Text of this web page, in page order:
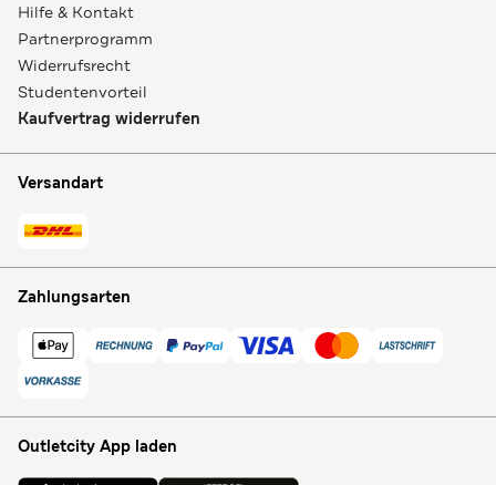
Hilfe & Kontakt
Partnerprogramm
Widerrufsrecht
Studentenvorteil
Kaufvertrag widerrufen
Versandart
Zahlungsarten
Outletcity App laden